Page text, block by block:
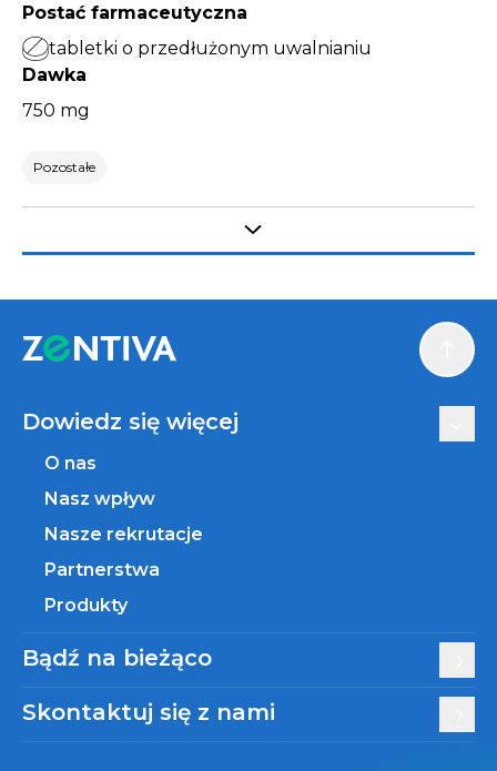
Postać farmaceutyczna
tabletki o przedłużonym uwalnianiu
Dawka
750 mg
Pozostałe
Dowiedz się więcej
O nas
Nasz wpływ
Nasze rekrutacje
Partnerstwa
Produkty
Bądź na bieżąco
Skontaktuj się z nami